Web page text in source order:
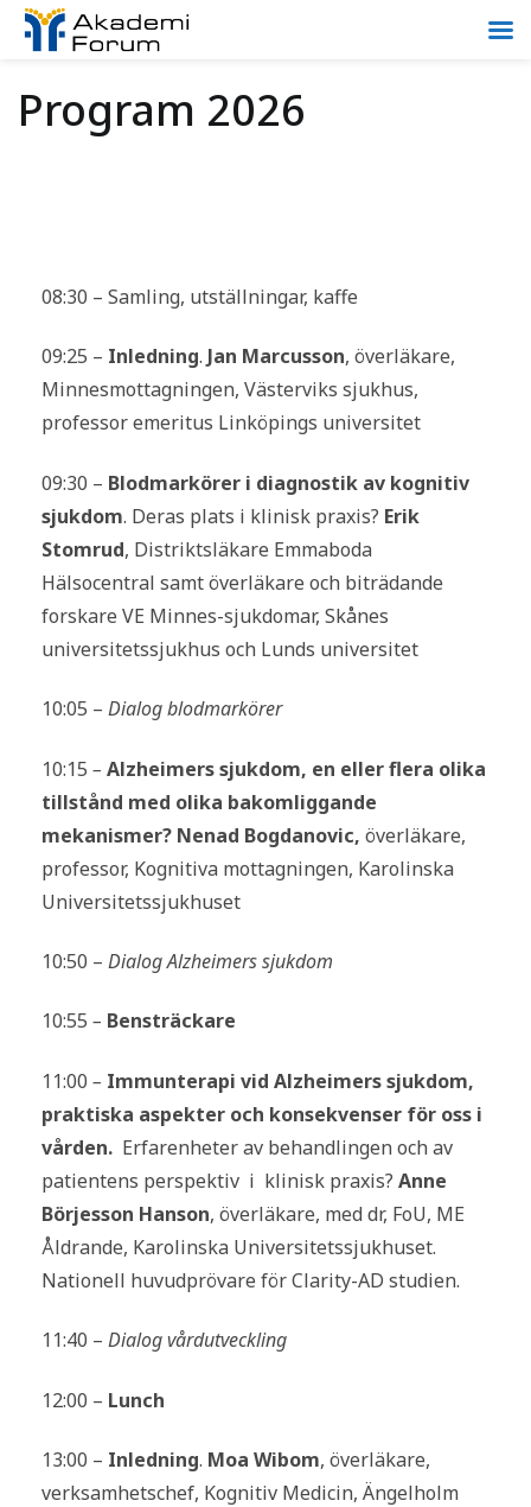
Program 2026
08:30 – Samling, utställningar, kaffe
09:25 – Inledning. Jan Marcusson, överläkare,
Minnesmottagningen, Västerviks sjukhus,
professor emeritus Linköpings universitet
09:30 – Blodmarkörer i diagnostik av kognitiv
sjukdom. Deras plats i klinisk praxis? Erik
Stomrud, Distriktsläkare Emmaboda
Hälsocentral samt överläkare och biträdande
forskare VE Minnes-sjukdomar, Skånes
universitetssjukhus och Lunds universitet
10:05 – Dialog blodmarkörer
10:15 – Alzheimers sjukdom, en eller flera olika
tillstånd med olika bakomliggande
mekanismer? Nenad Bogdanovic, överläkare,
professor, Kognitiva mottagningen, Karolinska
Universitetssjukhuset
10:50 – Dialog Alzheimers sjukdom
10:55 – Bensträckare
11:00 – Immunterapi vid Alzheimers sjukdom,
praktiska aspekter och konsekvenser för oss i
vården. Erfarenheter av behandlingen och av
patientens perspektiv i klinisk praxis? Anne
Börjesson Hanson, överläkare, med dr, FoU, ME
Åldrande, Karolinska Universitetssjukhuset.
Nationell huvudprövare för Clarity-AD studien.
11:40 – Dialog vårdutveckling
12:00 – Lunch
13:00 – Inledning. Moa Wibom, överläkare,
verksamhetschef, Kognitiv Medicin, Ängelholm